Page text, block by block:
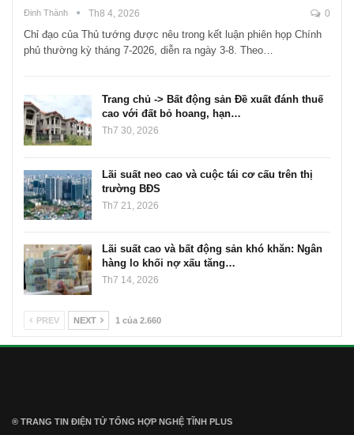
Đinh Thành Th8 4, 2026 0
Chỉ đạo của Thủ tướng được nêu trong kết luận phiên họp Chính
phủ thường kỳ tháng 7-2026, diễn ra ngày 3-8. Theo…
Trang chủ -> Bất động sản Đề xuất đánh thuế
cao với đất bỏ hoang, hạn…
Th7 30, 2026
Lãi suất neo cao và cuộc tái cơ cấu trên thị
trường BĐS
Th7 21, 2026
Lãi suất cao và bất động sản khó khăn: Ngân
hàng lo khối nợ xấu tăng…
Th7 14, 2026
PREV NEXT 1 của 2.660
® TRANG TIN ĐIỆN TỬ ТỔNG HỢP NGHỆ TĨNH PLUS